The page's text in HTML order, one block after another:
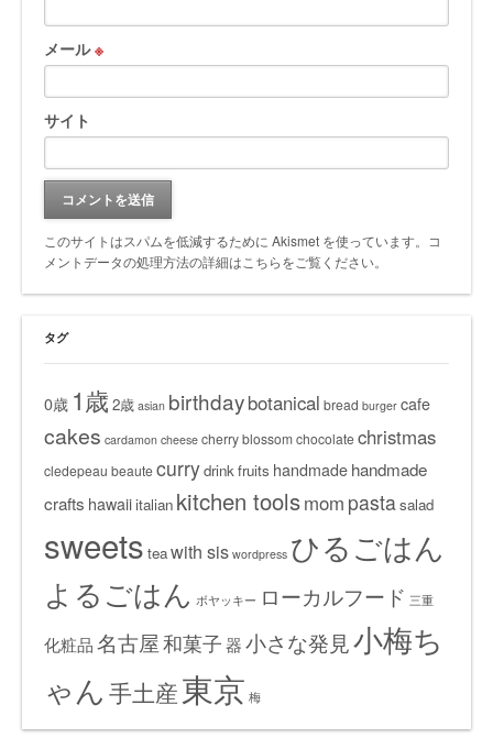
メール※
サイト
このサイトはスパムを低減するために Akismet を使っています。
コ
メントデータの処理方法の詳細はこちらをご覧ください。
タグ
0歳 1歳 2歳 asian birthdaybotanical bread burger cafe
cakes cardamon cheese cherry blossomchocolatechristmas
cledepeau beautecurrydrink fruits handmade handmade
crafts hawaiiitalian kitchen toolsmom pastasalad
sweets teawith sis wordpress ひるごはん
よるごはん ボヤッキー ローカルフード 三重
化粧品名古屋和菓子器小さな発見小梅ち
ゃん 手土産東京 梅